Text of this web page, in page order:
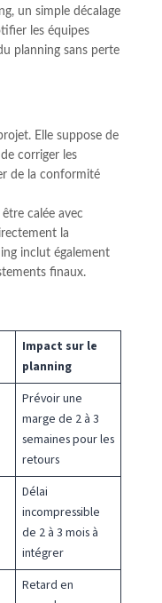
un simple décalage
les équipes
planning sans perte
Elle suppose de
corriger les
de la conformité
calée avec
la
inclut également
finaux.
Impact sur le
planning
Prévoir une
marge de 2 à 3
semaines pour les
retours
Délai
incompressible
de 2 à 3 mois à
intégrer
Retard en